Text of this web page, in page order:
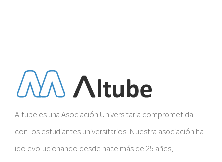
Altube es una Asociación Universitaria comprometida
con los estudiantes universitarios. Nuestra asociación ha
ido evolucionando desde hace más de 25 años,